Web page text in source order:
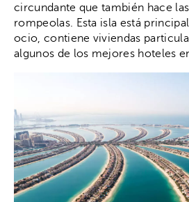
circundante que también hace
rompeolas. Esta isla está
ocio, contiene viviendas
algunos de los mejores hoteles